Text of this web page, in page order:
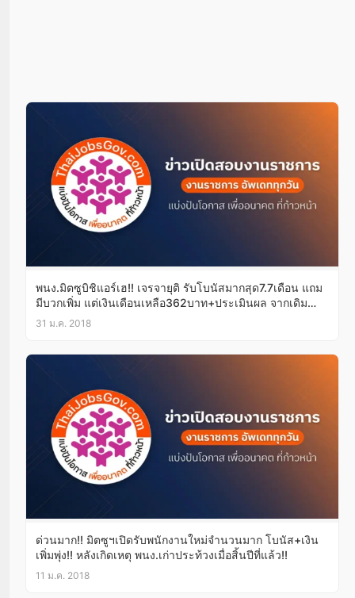
พนง.มิตซูบิชิแอร์เฮ!! เจรจายุติ รับโบนัสมากสุด7.7เดือน แถม
มีบวกเพิ่ม แต่เงินเดือนเหลือ362บาท+ประเมินผล จากเดิม
เรียกร้อง400บาท
31 ม.ค. 2018
ด่วนมาก!! มิตซูฯเปิดรับพนักงานใหม่จำนวนมาก โบนัส+เงิน
เพิ่มพุ่ง!! หลังเกิดเหตุ พนง.เก่าประท้วงเมื่อสิ้นปีที่แล้ว!!
11 ม.ค. 2018